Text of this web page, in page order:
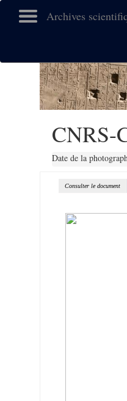
Archives
CNRS-
Date de la
Consulter le document